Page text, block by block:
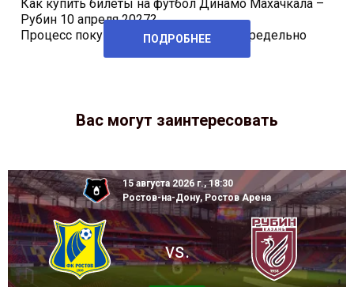
Как купить билеты на футбол Динамо Махачкала –
Рубин 10 апреля 2027?
Процесс покупки билетов на футбол предельно
ПОДРОБНЕЕ
Вас могут заинтересовать
15 августа 2026 г., 18:30
Ростов-на-Дону, Ростов Арена
vs.